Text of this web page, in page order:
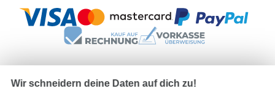
Wir schneidern deine Daten auf dich zu!